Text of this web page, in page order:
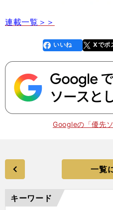
連載一覧＞＞
faceboo
k
いいね Xでポ
Googleの「優先
一覧
キーワード